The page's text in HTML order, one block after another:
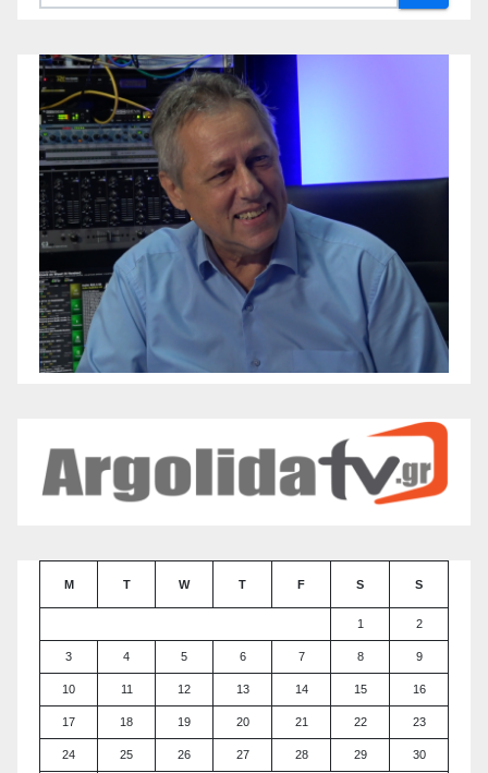
M T W T F S S
1 2
3 4 5 6 7 8 9
10 11 12 13 14 15 16
17 18 19 20 21 22 23
24 25 26 27 28 29 30